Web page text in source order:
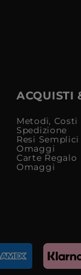
ACQUISTI
Metodi, Costi
Spedizione
Resi Semplici
Omaggi
Carte Regalo
Omaggi